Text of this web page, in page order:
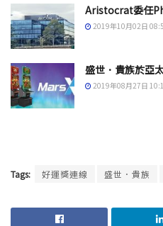
Aristocrat委任
2019年10月02日
盛世．貴族於亞
2019年08月27日
Tags: 好運獎連線 盛世．貴族